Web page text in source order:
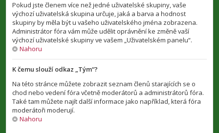
Pokud jste členem více než jedné uživatelské skupiny, vaše
výchozí uživatelská skupina určuje, jaká a barva a hodnost
skupiny by měla být u vašeho uživatelského jména zobrazena.
Administrátor fóra vám může udělit oprávnění ke změně vaší
výchozí uživatelské skupiny ve vašem „Uživatelském panelu“.
Nahoru
K čemu slouží odkaz „Tým“?
Na této stránce můžete zobrazit seznam členů starajících se o
chod nebo vedení fóra včetně moderátorů a administrátorů fóra.
Také tam můžete najít další informace jako například, která fóra
moderátoři moderují.
Nahoru